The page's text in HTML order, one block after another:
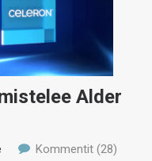
Alder
Kommentit (28)